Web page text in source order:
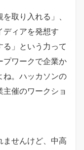
取り入れる」、
ディアを発想す
る」という力って
プワークで企業か
ね。ハッカソンの
催のワークショ
ませんけど、中高